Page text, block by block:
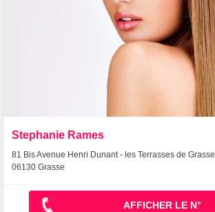
Stephanie Rames
81 Bis Avenue Henri Dunant - les Terrasses de Grasse
06130 Grasse
AFFICHER LE N°